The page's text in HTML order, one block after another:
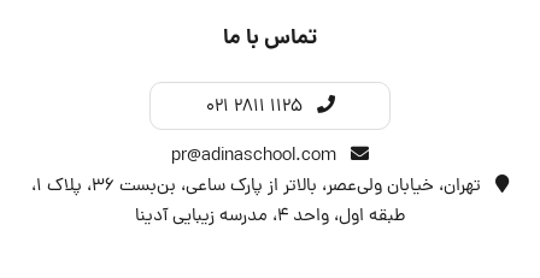
تماس با ما
021 2811 1125
تهران، خیابان ولی‌عصر، بالاتر از پارک ساعی، بن‌بست ۳۶، پلاک ۱،
طبقه اول، واحد 4، مدرسه زیبایی آدینا